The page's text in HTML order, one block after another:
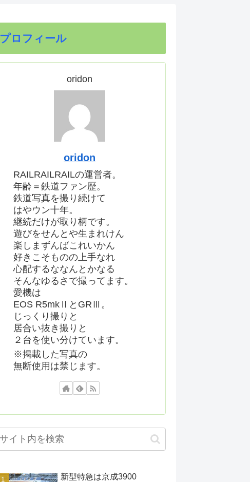
プロフィール
oridon
oridon
RAILRAILRAILの運営者。
年齢＝鉄道ファン歴。
鉄道写真を撮り続けて
はやウン十年。
継続だけが取り柄です。
遊びをせんとや生まれけん
楽しまずんばこれいかん
好きこそものの上手なれ
心配するななんとかなる
そんなゆるさで撮ってます。
愛機は
EOS R5mkⅡとGRⅢ。
じっくり撮りと
居合い抜き撮りと
２台を使い分けています。
※掲載した写真の
無断使用は禁じます。
新型特急は京成3900